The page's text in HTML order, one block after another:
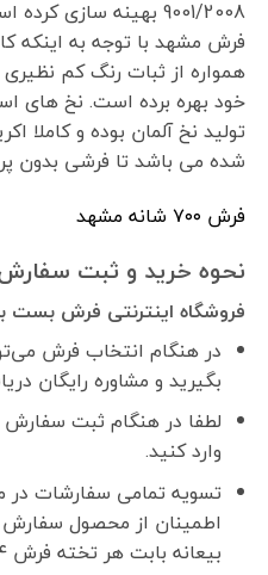
9001/2008 بهینه سازی کرده است.
فرش مشهد با توجه به اینکه
همواره از ثبات رنگ کم
خود بهره برده است. نخ های
تولید نخ آلمان بوده و
شده می باشد تا فرشی بدون
فرش ٧٠٠ شانه مشهد
نحوه خرید و ثبت
فروشگاه اینترنتی فرش بست
در هنگام انتخاب فرش
بگیرید و مشاوره رایگان
لطفا در هنگام ثبت
وارد کنید.
تسویه تمامی سفارشات
اطمینان از محصول
بیعانه بابت هر تخته فرش ۱/۴ قیمت آن است.